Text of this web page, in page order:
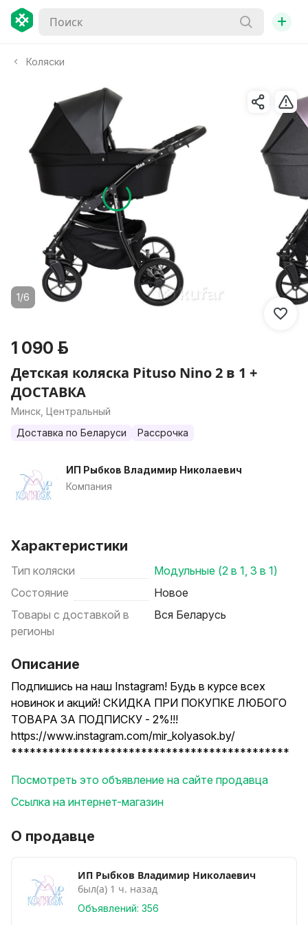
+
Коляски
1/6
1 090 р.
Детская коляска Pituso Nino 2 в 1 +
ДОСТАВКА
Минск, Центральный
Доставка по Беларуси
Рассрочка
ИП Рыбков Владимир Николаевич
Компания
Характеристики
Тип коляски
Модульные (2 в 1, 3 в 1)
Состояние
Новое
Товары с доставкой в
регионы
Вся Беларусь
Описание
Подпишись на наш Instagram! Будь в курсе всех
новинок и акций! СКИДКА ПРИ ПОКУПКЕ ЛЮБОГО
ТОВАРА ЗА ПОДПИСКУ - 2%!!!
https://www.instagram.com/mir_kolyasok.by/
*********************************************
При покупке данной коляски, бесплатная доставка
по всей Республике Беларусь до подъезда!
Интернет-магазин "Мир колясок" - http://www.mir-
Рассрочка по картам: "халва" на 2 месяца, "карта
покупок" на 3 месяца.
*********************************************
Посмотреть это объявление на сайте продавца
Ссылка на интернет-магазин
О продавце
ИП Рыбков Владимир Николаевич
был(а) 1 ч. назад
Объявлений: 356